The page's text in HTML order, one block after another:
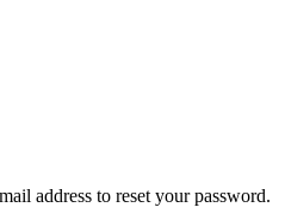
address to reset your password.